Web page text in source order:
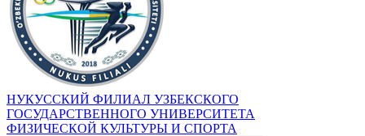
НУКУССКИЙ ФИЛИАЛ УЗБЕКСКОГО
ГОСУДАРСТВЕННОГО УНИВЕРСИТЕТА
ФИЗИЧЕСКОЙ КУЛЬТУРЫ И СПОРТА